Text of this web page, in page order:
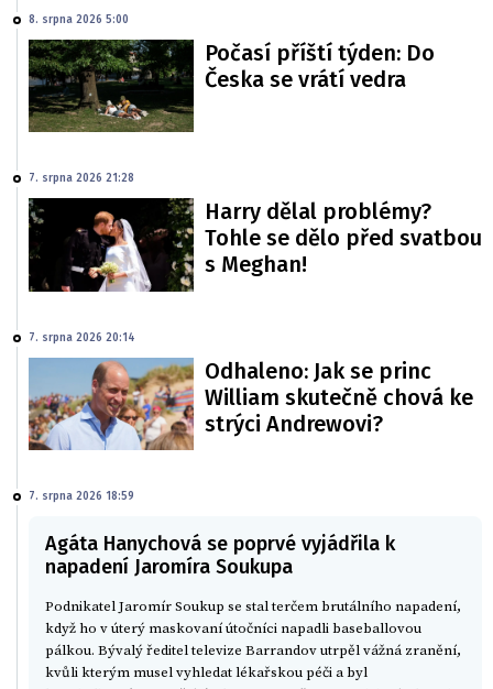
8. srpna 2026 5:00
Počasí příští týden: Do
Česka se vrátí vedra
7. srpna 2026 21:28
Harry dělal problémy?
Tohle se dělo před svatbou
s Meghan!
7. srpna 2026 20:14
Odhaleno: Jak se princ
William skutečně chová ke
strýci Andrewovi?
7. srpna 2026 18:59
Agáta Hanychová se poprvé vyjádřila k
napadení Jaromíra Soukupa
Podnikatel Jaromír Soukup se stal terčem brutálního napadení,
když ho v úterý maskovaní útočníci napadli baseballovou
pálkou. Bývalý ředitel televize Barrandov utrpěl vážná zranění,
kvůli kterým musel vyhledat lékařskou péči a byl